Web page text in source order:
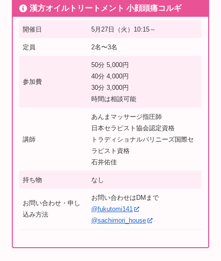
漢方オイルトリートメント 小顔頭痛コルギ
開催日 5月27日（火）10:15～
定員 2名〜3名
参加費
50分 5,000円
40分 4,000円
30分 3,000円
時間は相談可能
講師
あんまマッサージ指圧師
日本セラピスト協会認定資格
トラディショナルバリニーズ国際セ
ラピスト資格
石井佑佳
持ち物 なし
お問い合わせ・申し
込み方法
お問い合わせはDMまで
⁡@fukutomi141
@sachimori_house